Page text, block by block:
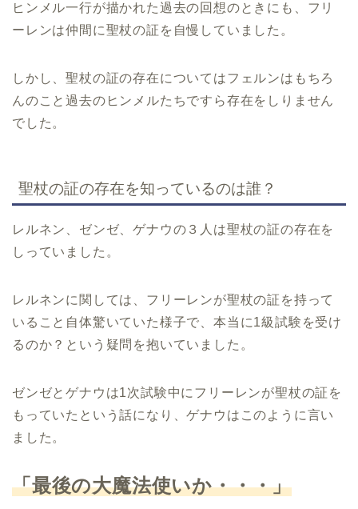
ヒンメル一行が描かれた過去の回想のときにも、フリ
ーレンは仲間に聖杖の証を自慢していました。
しかし、聖杖の証の存在についてはフェルンはもちろ
んのこと過去のヒンメルたちですら存在をしりません
でした。
聖杖の証の存在を知っているのは誰？
レルネン、ゼンゼ、ゲナウの３人は聖杖の証の存在を
しっていました。
レルネンに関しては、フリーレンが聖杖の証を持って
いること自体驚いていた様子で、本当に1級試験を受け
るのか？という疑問を抱いていました。
ゼンゼとゲナウは1次試験中にフリーレンが聖杖の証を
もっていたという話になり、ゲナウはこのように言い
ました。
「最後の大魔法使いか・・・」